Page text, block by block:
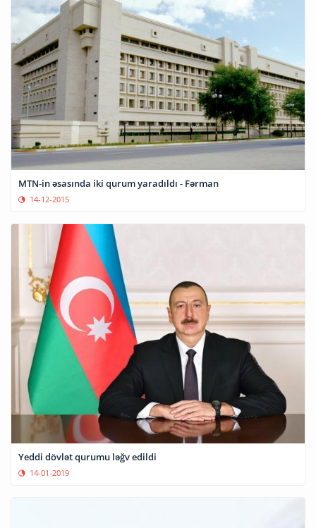
MTN-in əsasında iki qurum yaradıldı - Fərman
14-12-2015
Yeddi dövlət qurumu ləğv edildi
14-01-2019